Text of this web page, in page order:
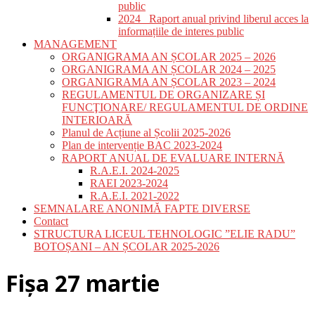
public
2024_ Raport anual privind liberul acces la
informațiile de interes public
MANAGEMENT
ORGANIGRAMA AN ȘCOLAR 2025 – 2026
ORGANIGRAMA AN ȘCOLAR 2024 – 2025
ORGANIGRAMA AN ȘCOLAR 2023 – 2024
REGULAMENTUL DE ORGANIZARE ȘI
FUNCŢIONARE/ REGULAMENTUL DE ORDINE
INTERIOARĂ
Planul de Acțiune al Școlii 2025-2026
Plan de intervenție BAC 2023-2024
RAPORT ANUAL DE EVALUARE INTERNĂ
R.A.E.I. 2024-2025
RAEI 2023-2024
R.A.E.I. 2021-2022
SEMNALARE ANONIMĂ FAPTE DIVERSE
Contact
STRUCTURA LICEUL TEHNOLOGIC ”ELIE RADU”
BOTOȘANI – AN ȘCOLAR 2025-2026
Fișa 27 martie